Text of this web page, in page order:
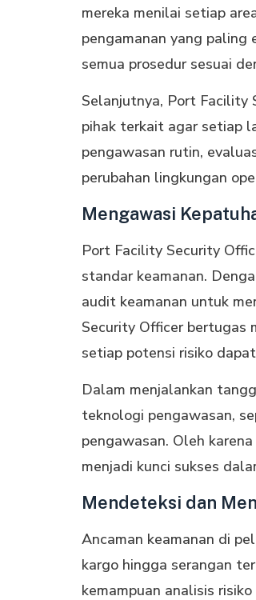
mereka menilai setiap
pengamanan yang
semua prosedur sesuai
Selanjutnya, Port Facility
pihak terkait agar setiap
pengawasan rutin,
perubahan lingkungan
Mengawasi
Port Facility Security
standar keamanan.
audit keamanan untuk
Security Officer bertugas
setiap potensi risiko
Dalam menjalankan
teknologi pengawasan,
pengawasan. Oleh
menjadi kunci sukses
Mendeteksi dan
Ancaman keamanan di
kargo hingga serangan
kemampuan analisis